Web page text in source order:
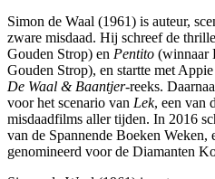
Simon de Waal (1961) is auteur,
zware misdaad. Hij schreef de
Gouden Strop) en Pentito (winnaar
Gouden Strop), en startte met
De Waal & Baantjer-reeks.
voor het scenario van Lek, een van
misdaadfilms aller tijden. In 2016
van de Spannende Boeken Weken,
genomineerd voor de Diamanten